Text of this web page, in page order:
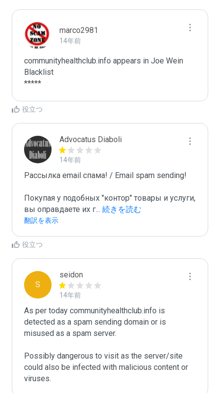
marco2981
14年前
communityhealthclub.info appears in Joe Wein
Blacklist
*****
役立つ
Advocatus Diaboli
14年前
Рассылка email спама! / Email spam sending!
Покупая у подобных "контор" товары и услуги,
вы оправдаете их г... 続きを読む
翻訳を表示
役立つ
S
seidon
14年前
As per today communityhealthclub.info is
detected as a spam sending domain or is
misused as a spam server.
Possibly dangerous to visit as the server/site
could also be infected with malicious content or
viruses.